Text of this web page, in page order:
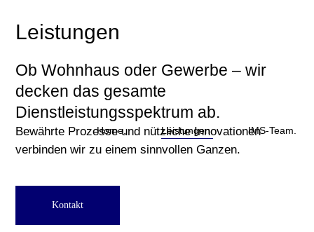
Home. Leistungen. IMS-Team.
Leistungen
Ob Wohnhaus oder Gewerbe – wir
decken das gesamte
Dienstleistungsspektrum ab.
Bewährte Prozesse und nützliche Innovationen
verbinden wir zu einem sinnvollen Ganzen.
Kontakt